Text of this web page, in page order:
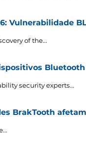
Vulnerabilidade
of the...
security experts...
BrakTooth
.